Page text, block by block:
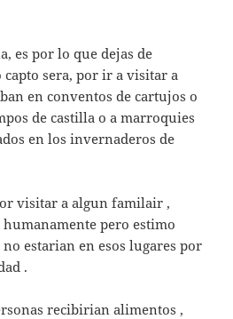
es por lo que dejas de
sera, por ir a visitar a
en conventos de cartujos o
de castilla o a marroquies
en los invernaderos de
visitar a algun familair ,
pero estimo
estarian en esos lugares por
.
recibirian alimentos ,